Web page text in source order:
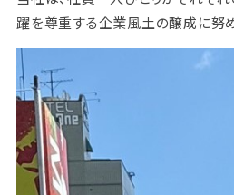
自動発行サービス
お困りごと相談室
安全にご使用いただくために
製品保証について
躍を尊重する企業風土の醸成に努め